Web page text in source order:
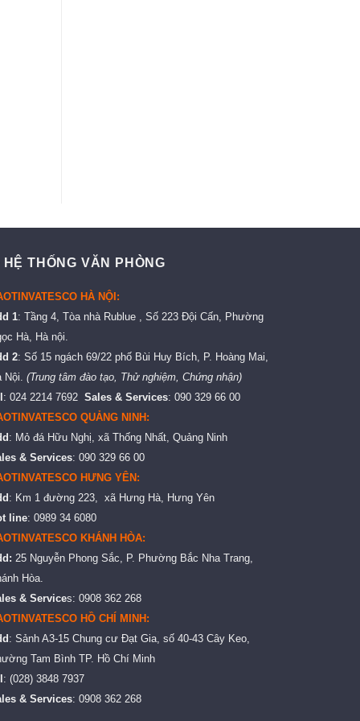
THỐNG VĂN PHÒNG
HÀ NỘI:
1: Tầng 4, Tòa nhà Rublue , Số 223 Đội Cấn, Phường
Hà, Hà nội.
2: Số 15 ngách 69/22 phố Bùi Huy Bích, P. Hoàng Mai,
Nội. (Trung tâm đào tạo, Thử nghiệm, Chứng nhận)
: 024 2214 7692 Sales & Services: 090 329 66 00
QUẢNG NINH:
: Mỏ đá Hữu Nghị, xã Thống Nhất, Quảng Ninh
& Services: 090 329 66 00
HƯNG YÊN:
: Km 1 đường 223, xã Hưng Hà, Hưng Yên
line: 0989 34 6080
KHÁNH HÒA:
25 Nguyễn Phong Sắc, P. Phường Bắc Nha Trang,
Hòa.
& Services: 0908 362 268
HỒ CHÍ MINH:
: Sảnh A3-15 Chung cư Đạt Gia, số 40-43 Cây Keo,
Tam Bình TP. Hồ Chí Minh
: (028) 3848 7937
& Services: 0908 362 268